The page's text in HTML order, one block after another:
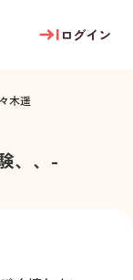
ログイン
木遥
、 -